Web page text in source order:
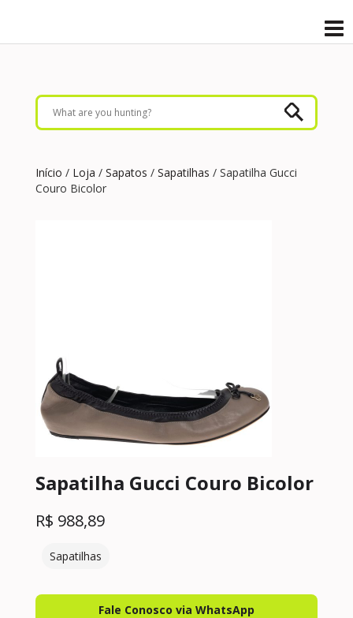
Início / Loja / Sapatos / Sapatilhas / Sapatilha Gucci
Couro Bicolor
Sapatilha Gucci Couro Bicolor
R$ 988,89
Sapatilhas
Fale Conosco via WhatsApp